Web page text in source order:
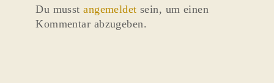
Du musstangemeldet sein, um einen
Kommentar abzugeben.